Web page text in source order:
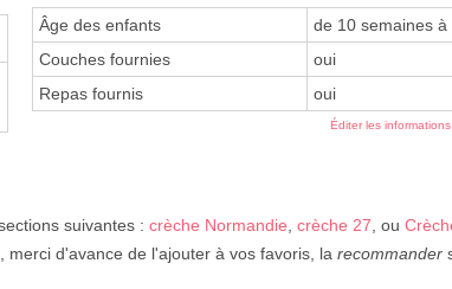
Âge des enfants
de 10 semaines à
Couches fournies
oui
Repas fournis
oui
Éditer les
suivantes : crèche Normandie, crèche 27, ou
d'avance de l'ajouter à vos favoris, la recommander